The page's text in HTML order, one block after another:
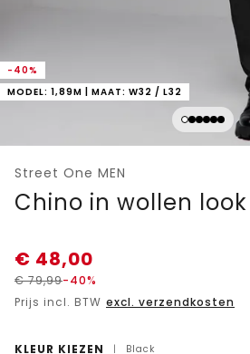
-40%
MODEL: 1,89M | MAAT: W32 / L32
Street One MEN
Chino in wollen look
€ 48,00
€79,99-40%
Prijs incl. BTW excl. verzendkosten
KLEUR KIEZEN | Black